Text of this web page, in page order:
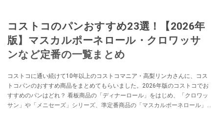
コストコのパンおすすめ23選！【2026年
版】マスカルポーネロール・クロワッサ
ンなど定番の一覧まとめ
コストコに通い続けて10年以上のコストコマニア・高梨リンカさんに、コス
トコパンのおすすめ商品をまとめてもらいました。2026年版のコストコでお
すすめのパンはどれ？ 看板商品の「ディナーロール」をはじめ、「クロワッ
サン」や「メニセーズ」シリーズ、準定番商品の「マスカルポーネロール」